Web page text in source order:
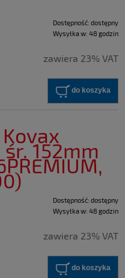
Dostępność: dostępny
Wysyłka w: 48 godzin
zawiera 23% VAT
do koszyka
152mm
Dostępność: dostępny
Wysyłka w: 48 godzin
zawiera 23% VAT
do koszyka